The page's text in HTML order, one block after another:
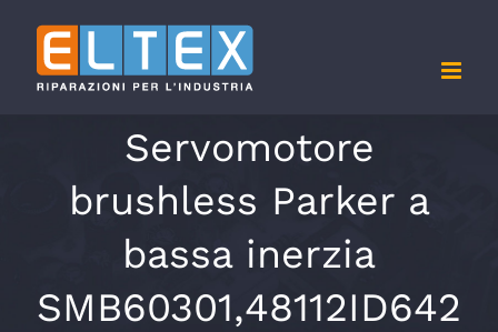
contenuto
Servomotore
brushless Parker a
bassa inerzia
SMB60301,48112ID642